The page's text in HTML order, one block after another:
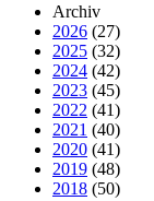
Archiv
2026 (27)
2025 (32)
2024 (42)
2023 (45)
2022 (41)
2021 (40)
2020 (41)
2019 (48)
2018 (50)